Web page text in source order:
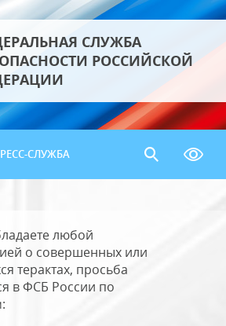
СЛУЖБА
РОССИЙСКОЙ
СЛУЖБА
любой
о совершенных или
терактах, просьба
в ФСБ России по